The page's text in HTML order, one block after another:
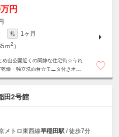
円
礼
1ヶ月
ｍ2 ）
山公園近くの閑静な住宅街☆うれ
燥・独立洗面台☆モニタ付きオー
田2号館
メトロ東西線早稲田駅 / 徒歩7分